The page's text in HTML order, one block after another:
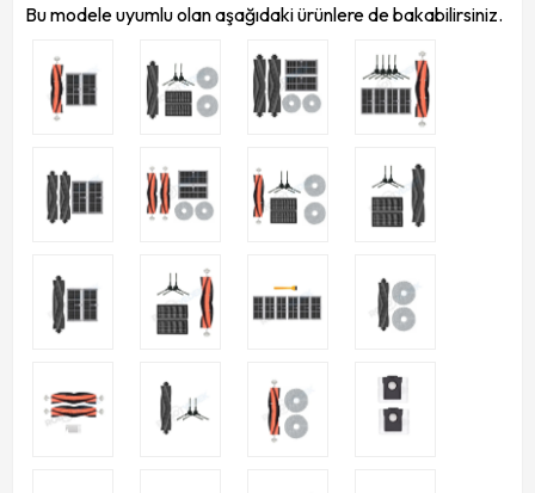
Bu modele uyumlu olan aşağıdaki ürünlere de bakabilirsiniz.